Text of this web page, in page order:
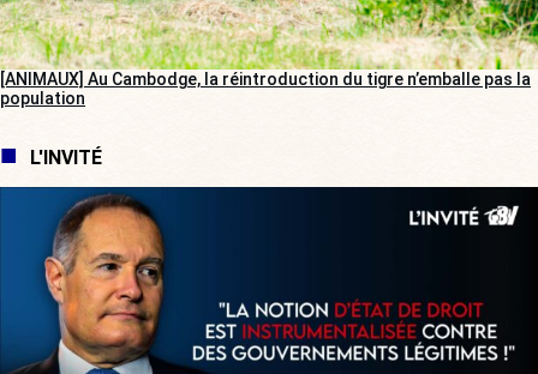
[ANIMAUX] Au Cambodge, la réintroduction du tigre n’emballe pas la
population
L'INVITÉ